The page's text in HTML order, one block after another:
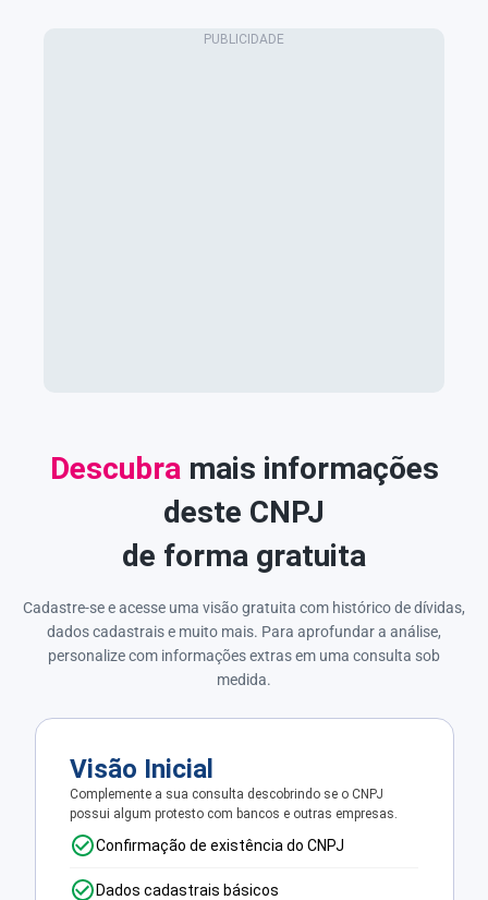
Descubramais informações
deste CNPJ
de forma gratuita
Cadastre-se e acesse uma visão gratuita com histórico de dívidas,
dados cadastrais e muito mais. Para aprofundar a análise,
personalize com informações extras em uma consulta sob
medida.
Visão Inicial
Complemente a sua consulta descobrindo se o CNPJ
possui algum protesto com bancos e outras empresas.
Confirmação de existência do CNPJ
Dados cadastrais básicos